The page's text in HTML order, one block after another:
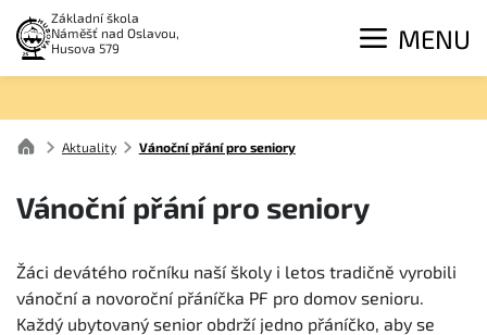
Základní škola
Náměšť nad Oslavou,
Husova 579
MENU
Aktuality Vánoční přání pro seniory
Vánoční přání pro seniory
Žáci devátého ročníku naší školy i letos tradičně vyrobili
vánoční a novoroční přáníčka PF pro domov senioru.
Každý ubytovaný senior obdrží jedno přáníčko, aby se